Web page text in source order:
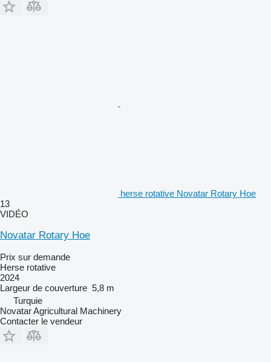
herse rotative Novatar Rotary Hoe
13
VIDÉO
Novatar Rotary Hoe
Prix sur demande
Herse rotative
2024
Largeur de couverture 5,8 m
Turquie
Novatar Agricultural Machinery
Contacter le vendeur